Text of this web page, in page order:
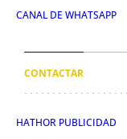
CANAL DE WHATSAPP
CONTACTAR
HATHOR PUBLICIDAD